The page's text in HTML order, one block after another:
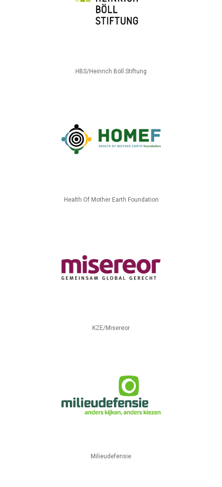
HBS/Heinrich Böll Stiftung
Health Of Mother Earth Foundation
KZE/Misereor
Milieudefensie